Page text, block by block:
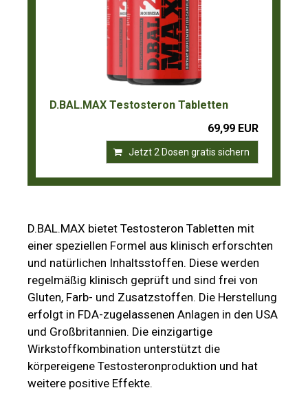
D.BAL.MAX Testosteron Tabletten
69,99 EUR
Jetzt 2 Dosen gratis sichern
D.BAL.MAX bietet Testosteron Tabletten mit
einer speziellen Formel aus klinisch erforschten
und natürlichen Inhaltsstoffen. Diese werden
regelmäßig klinisch geprüft und sind frei von
Gluten, Farb- und Zusatzstoffen. Die Herstellung
erfolgt in FDA-zugelassenen Anlagen in den USA
und Großbritannien. Die einzigartige
Wirkstoffkombination unterstützt die
körpereigene Testosteronproduktion und hat
weitere positive Effekte.